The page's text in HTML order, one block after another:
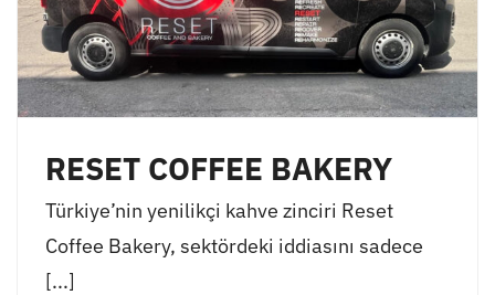
RESET COFFEE BAKERY
Türkiye’nin yenilikçi kahve zinciri Reset
Coffee Bakery, sektördeki iddiasını sadece
[...]